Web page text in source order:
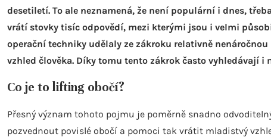
desetiletí. To ale neznamená, že není populární i dnes,
vrátí stovky tisíc odpovědí, mezi kterými jsou i velmi
operační techniky udělaly ze zákroku relativně
vzhled člověka. Díky tomu tento zákrok často vyhledávají i
Co je to lifting obočí?
Přesný význam tohoto pojmu je poměrně snadno
pozvednout povislé obočí a pomoci tak vrátit mladistvý